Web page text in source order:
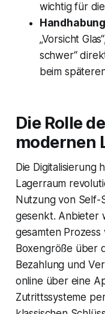
wichtig für
„Vorsicht
schwer“
beim
Die Rolle
modernen
Die Digitalisierung
Lagerraum
Nutzung von
gesenkt. Anbieter
gesamten
Boxengröße über
Bezahlung und
online über eine
Zutrittssysteme